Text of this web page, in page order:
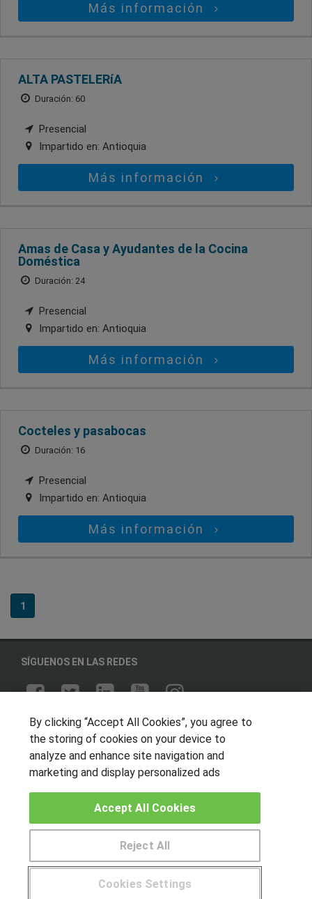
Más información
ALTA PASTELERíA
Duración: 60
Presencial
Impartido en: Antioquia
Más información
Amas de Casa y Ayudantes de la Cocina
Doméstica
Duración: 24
Presencial
Impartido en: Antioquia
Más información
Cocteles y pasabocas
Duración: 16
Presencial
Impartido en: Antioquia
Más información
1
SÍGUENOS EN LAS REDES
OTROS GRUPOS DE INTERES
Muro de los idiomas
Hablemos de empleo
Locos por las becas
CENTROS DE FORMACIÓN
By clicking “Accept All Cookies”, you agree to
the storing of cookies on your device to
analyze and enhance site navigation and
marketing and display personalized ads
Cookies Settings
Reject All
Accept All Cookies